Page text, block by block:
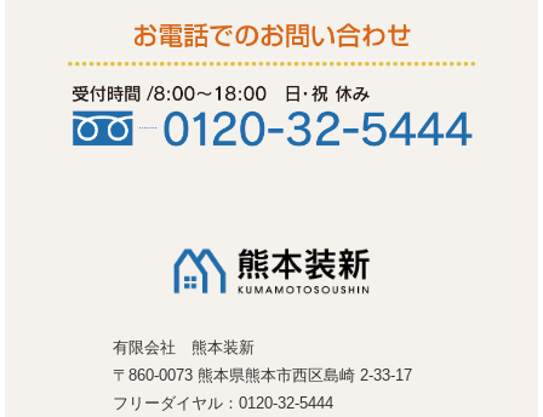
有限会社 熊本装新
〒860-0073 熊本県熊本市西区島崎 2-33-17
フリーダイヤル：0120-32-5444